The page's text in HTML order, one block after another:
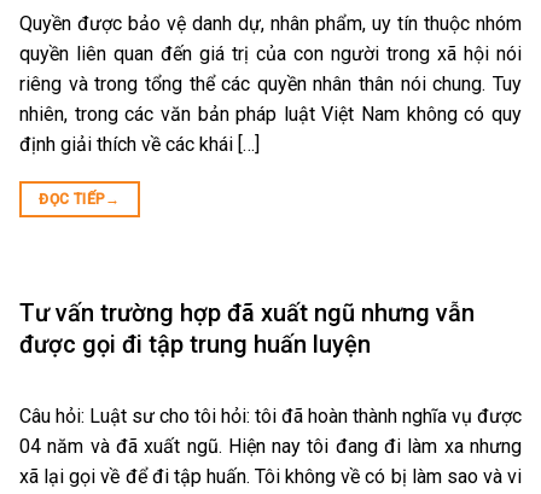
Quyền được bảo vệ danh dự, nhân phẩm, uy tín thuộc nhóm
quyền liên quan đến giá trị của con người trong xã hội nói
riêng và trong tổng thể các quyền nhân thân nói chung. Tuy
nhiên, trong các văn bản pháp luật Việt Nam không có quy
định giải thích về các khái […]
ĐỌC TIẾP→
Tư vấn trường hợp đã xuất ngũ nhưng vẫn
được gọi đi tập trung huấn luyện
Câu hỏi: Luật sư cho tôi hỏi: tôi đã hoàn thành nghĩa vụ được
04 năm và đã xuất ngũ. Hiện nay tôi đang đi làm xa nhưng
xã lại gọi về để đi tập huấn. Tôi không về có bị làm sao và vi